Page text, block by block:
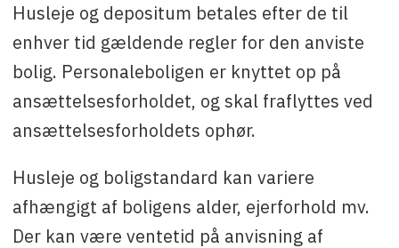
Husleje og depositum betales efter de til
enhver tid gældende regler for den anviste
bolig. Personaleboligen er knyttet op på
ansættelsesforholdet, og skal fraflyttes ved
ansættelsesforholdets ophør.
Husleje og boligstandard kan variere
afhængigt af boligens alder, ejerforhold mv.
Der kan være ventetid på anvisning af